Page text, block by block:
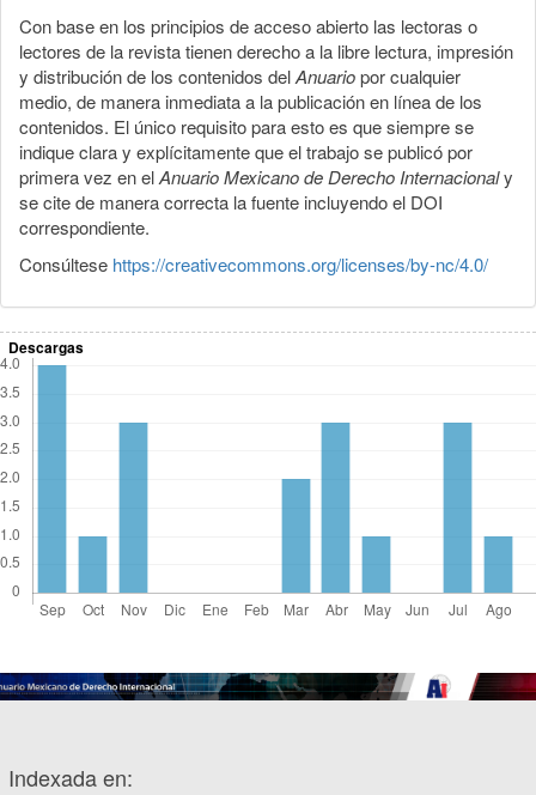
Con base en los principios de acceso abierto las lectoras o
lectores de la revista tienen derecho a la libre lectura, impresión
y distribución de los contenidos delAnuariopor cualquier
medio, de manera inmediata a la publicación en línea de los
contenidos. El único requisito para esto es que siempre se
indique clara y explícitamente que el trabajo se publicó por
primera vez en elAnuario Mexicano de Derecho Internacionaly
se cite de manera correcta la fuente incluyendo el DOI
correspondiente.
Consúltese https://creativecommons.org/licenses/by-nc/4.0/
Descargas
Indexada en: